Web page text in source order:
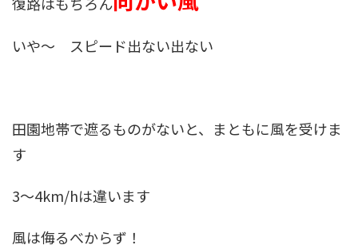
いや～ スピード出ない出ない
田園地帯で遮るものがないと、まともに風を受けま
す
3～4km/hは違います
風は侮るべからず！